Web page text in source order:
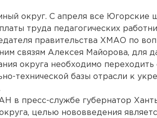
округ. С апреля все Югорские
труда педагогических
правительства ХМАО по
связям Алексея Майорова, для
округа необходимо переходить
технической базы отрасли к
в пресс-службе губернатор
целью нововведения